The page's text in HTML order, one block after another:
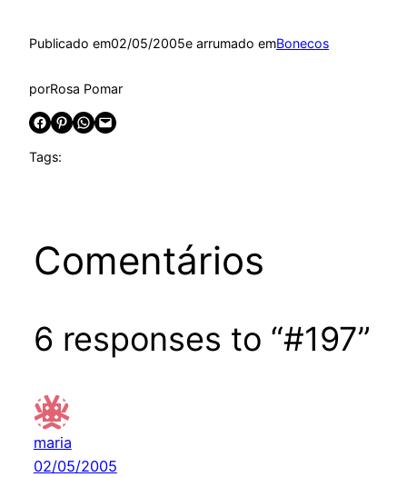
Publicado em02/05/2005e arrumado emBonecos
porRosa Pomar
Share on Facebook Share on Pinterest Share on WhatsApp Email this Page
Tags:
Comentários
6 responses to “#197”
maria
02/05/2005